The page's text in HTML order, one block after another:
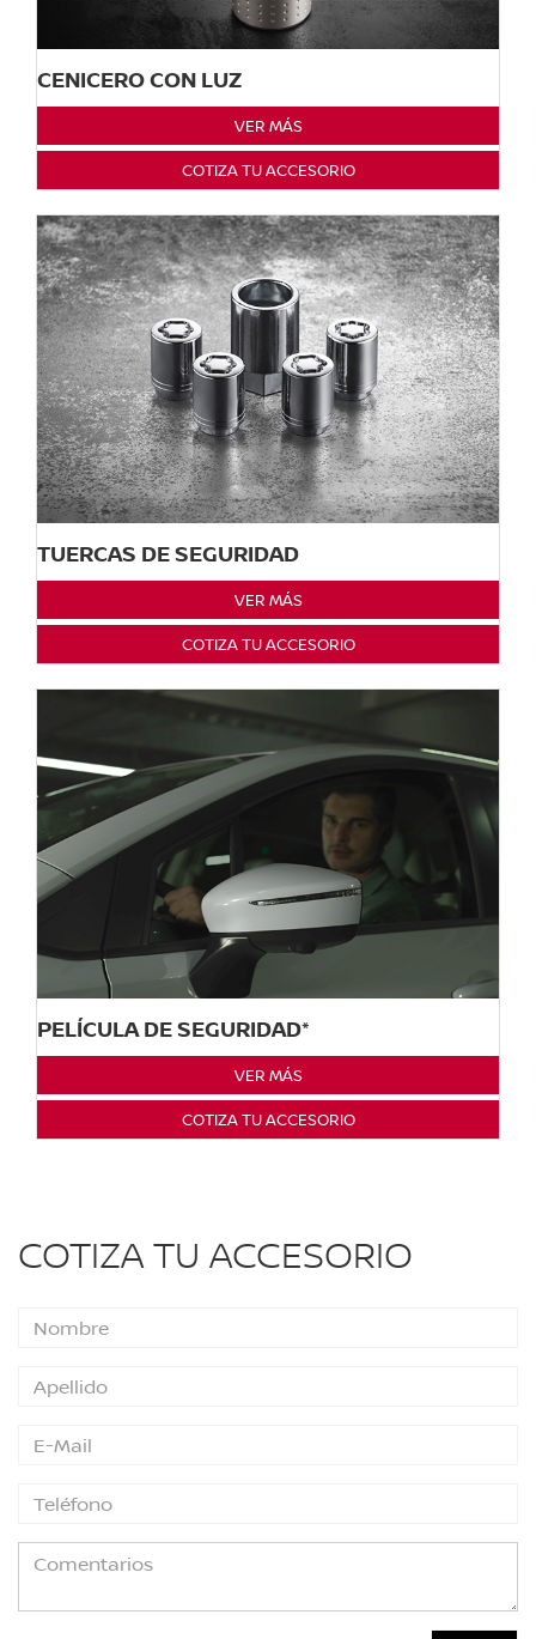
CENICERO CON LUZ
VER MÁS
COTIZA TU ACCESORIO
TUERCAS DE SEGURIDAD
VER MÁS
COTIZA TU ACCESORIO
PELÍCULA DE SEGURIDAD*
VER MÁS
COTIZA TU ACCESORIO
COTIZA TU ACCESORIO